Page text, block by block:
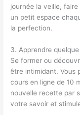
journée la veille,
un petit espace
la perfection.
3. Apprendre
Se former ou
être intimidant. Vous
cours en ligne de 10
nouvelle recette par
votre savoir et